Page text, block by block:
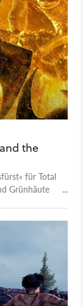
the
für Total
Grünhäute